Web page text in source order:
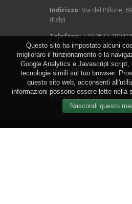
Indirizzo: Via del Pillone,
(Italy)
Telefono:
E-mail:
Orari Ufficio:
Lunedì-Venerdì: 08:00/12:00
Sabato: 08:00/12:00
Domenica: Chiuso
Questo sito ha impostato alcuni
migliorare il funzionamento e la
Google Analytics e Javascript
tecnologie simili sul tuo browser.
questo sito web, acconsenti
informazioni possono essere lette nella